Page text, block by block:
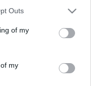
Outs
of my
my